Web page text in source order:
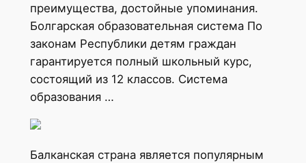
преимущества, достойные упоминания.
Болгарская образовательная система По
законам Республики детям граждан
гарантируется полный школьный курс,
состоящий из 12 классов. Система
образования …
Балканская страна является популярным